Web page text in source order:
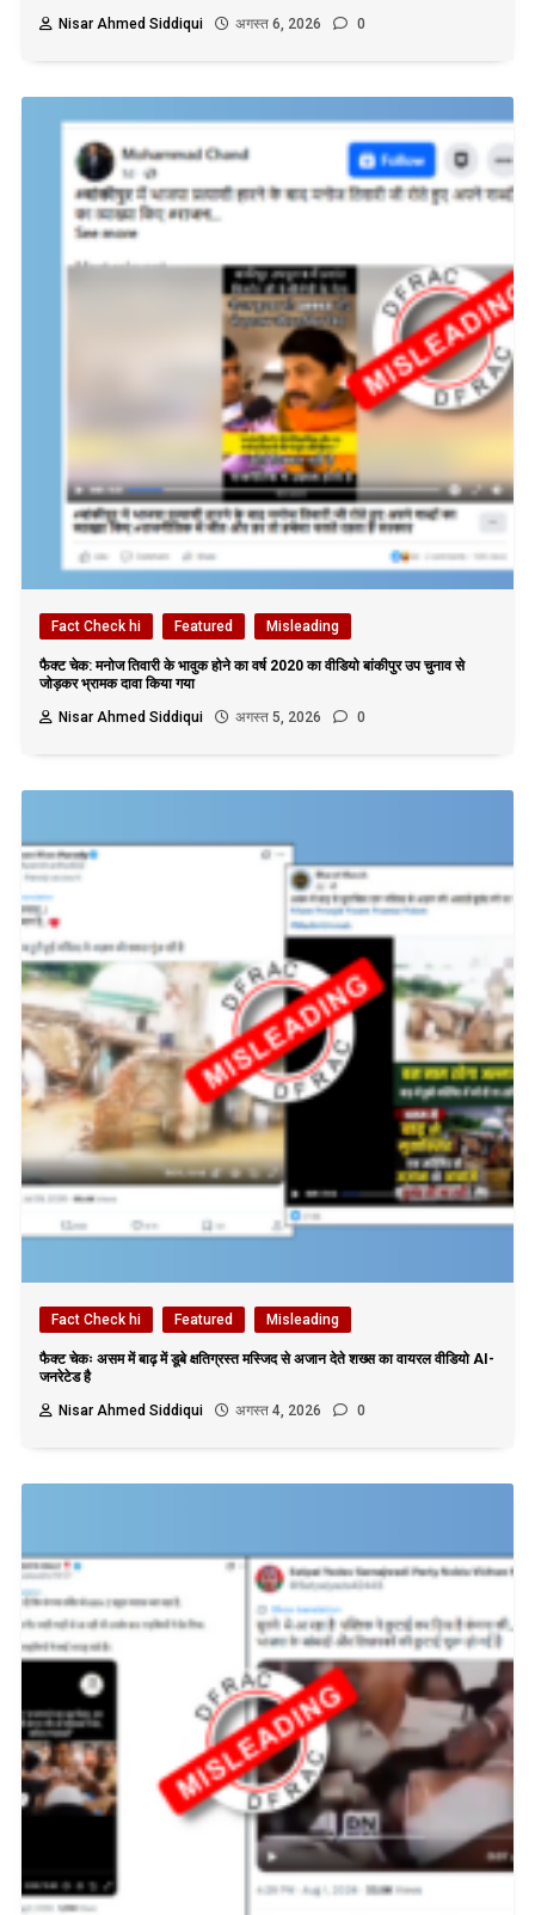
Nisar Ahmed Siddiqui अगस्त 6, 2026 0
Fact Check hi Featured Misleading
फैक्ट चेक: मनोज तिवारी के भावुक होने का वर्ष 2020 का वीडियो बांकीपुर उप चुनाव से
जोड़कर भ्रामक दावा किया गया
Nisar Ahmed Siddiqui
अगस्त 5, 2026 0
Fact Check hi Featured Misleading
फैक्ट चेकः असम में बाढ़ में डूबे क्षतिग्रस्त मस्जिद से अजान देते शख्स का वायरल वीडियो AI-
जनरेटेड है
Nisar Ahmed Siddiqui
अगस्त 4, 2026 0